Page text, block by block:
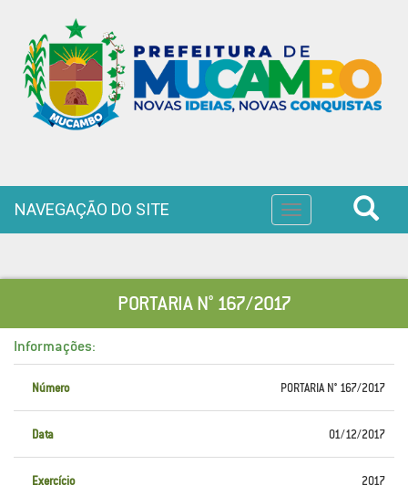
Toggle
navigation
NAVEGAÇÃO DO SITE
PORTARIA N° 167/2017
Informações:
Número PORTARIA N° 167/2017
Data 01/12/2017
Exercício 2017